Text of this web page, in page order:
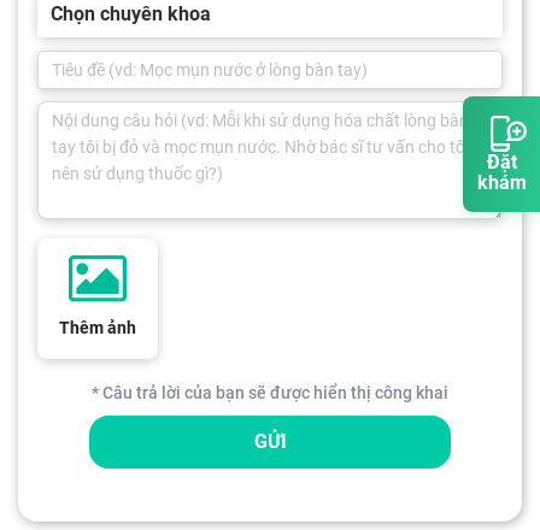
Đặt
khám
Chọn chuyên khoa
Thêm ảnh
* Câu trả lời của bạn sẽ được hiển thị công khai
GỬI